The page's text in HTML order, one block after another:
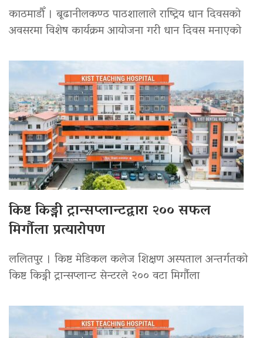
काठमाडौँ । बूढानीलकण्ठ पाठशालाले राष्ट्रिय धान दिवसको
अवसरमा विशेष कार्यक्रम आयोजना गरी धान दिवस मनाएको
किष्ट किड्नी ट्रान्सप्लान्टद्वारा २०० सफल
मिर्गौला प्रत्यारोपण
ललितपुर । किष्ट मेडिकल कलेज शिक्षण अस्पताल अन्तर्गतको
किष्ट किड्नी ट्रान्सप्लान्ट सेन्टरले २०० वटा मिर्गौला